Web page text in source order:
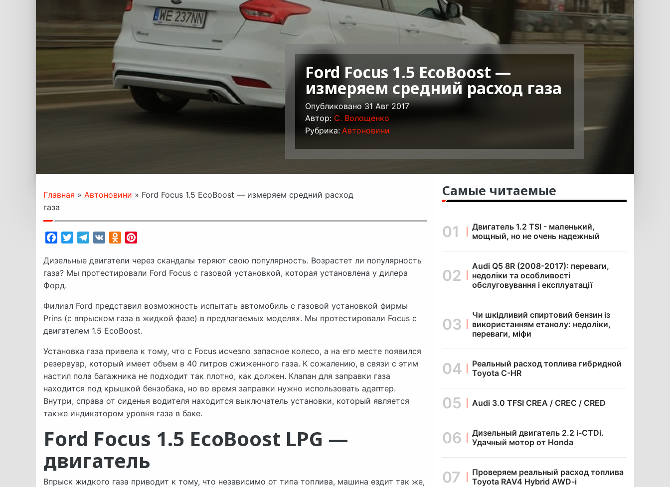
Ford Focus 1.5 EcoBoost —
измеряем средний расход газа
Опубликовано 31 Авг 2017
Автор: C. Волощенко
Рубрика: Автоновини
Главная » Автоновини » Ford Focus 1.5 EcoBoost — измеряем средний расход
газа
FacebookTwitterTelegram
VK Odnoklassniki
Дизельные двигатели через скандалы теряют свою популярность. Возрастет ли популярность
газа? Мы протестировали Ford Focus с газовой установкой, которая установлена у дилера
Форд.
Филиал Ford представил возможность испытать автомобиль с газовой установкой фирмы
Prins (с впрыском газа в жидкой фазе) в предлагаемых моделях. Мы протестировали Focus с
двигателем 1.5 EcoBoost.
Установка газа привела к тому, что с Focus исчезло запасное колесо, а на его месте появился
резервуар, который имеет объем в 40 литров сжиженного газа. К сожалению, в связи с этим
настил пола багажника не подходит так плотно, как должен. Клапан для заправки газа
находится под крышкой бензобака, но во время заправки нужно использовать адаптер.
Внутри, справа от сиденья водителя находится выключатель установки, который является
также индикатором уровня газа в баке.
Ford Focus 1.5 EcoBoost LPG —
двигатель
Впрыск жидкого газа приводит к тому, что независимо от типа топлива, машина ездит так же,
Самые читаемые
Двигатель 1.2 TSI - маленький,
мощный, но не очень надежный
Audi Q5 8R (2008-2017): переваги,
недоліки та особливості
обслуговування і експлуатації
Чи шкідливий спиртовий бензин із
використанням етанолу: недоліки,
переваги, міфи
Реальный расход топлива гибридной
Toyota C-HR
Audi 3.0 TFSI CREA / CREC / CRED
Дизельный двигатель 2.2 i-CTDi.
Удачный мотор от Honda
Проверяем реальный расход топлива
Toyota RAV4 Hybrid AWD-i